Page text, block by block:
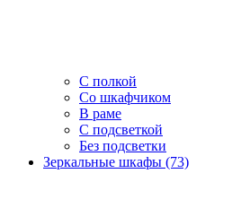
С полкой
Со шкафчиком
В раме
С подсветкой
Без подсветки
Зеркальные шкафы (73)